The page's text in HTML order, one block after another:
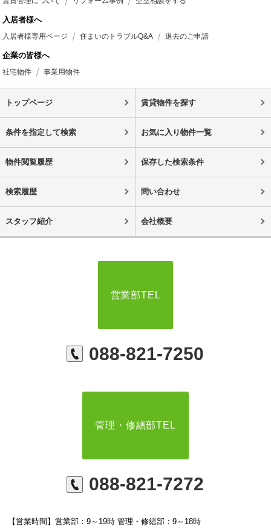
入居者様へ
入居者様専用ページ 住まいのトラブルQ&A 退去のご申請
企業の皆様へ
社宅物件 事業用物件
トップページ 賃貸物件を探す
条件を指定して検索 お気に入り物件一覧
物件閲覧履歴 保存した検索条件
検索履歴 問い合わせ
スタッフ紹介 会社概要
営業部TEL
088-821-7250
管理・修繕部TEL
088-821-7272
【営業時間】営業部：9～19時 管理・修繕部：9～18時